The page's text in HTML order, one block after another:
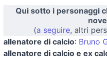
Qui sotto i personaggi
(a seguire, altri
allenatore di calcio: Bruno
allenatore di calcio e ex